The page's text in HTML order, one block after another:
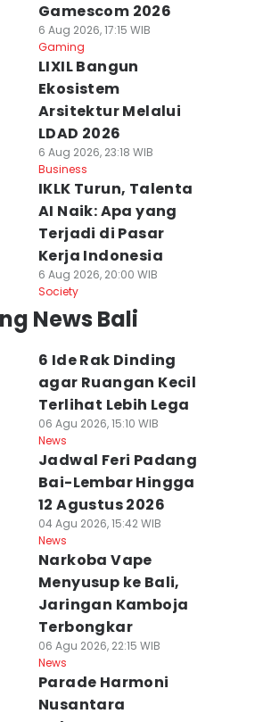
Gamescom 2026
6 Aug 2026, 17:15 WIB
Gaming
LIXIL Bangun
Ekosistem
Arsitektur Melalui
LDAD 2026
6 Aug 2026, 23:18 WIB
Business
IKLK Turun, Talenta
AI Naik: Apa yang
Terjadi di Pasar
Kerja Indonesia
6 Aug 2026, 20:00 WIB
Society
News Bali
6 Ide Rak Dinding
agar Ruangan Kecil
Terlihat Lebih Lega
06 Agu 2026, 15:10 WIB
News
Jadwal Feri Padang
Bai-Lembar Hingga
12 Agustus 2026
04 Agu 2026, 15:42 WIB
News
Narkoba Vape
Menyusup ke Bali,
Jaringan Kamboja
Terbongkar
06 Agu 2026, 22:15 WIB
News
Parade Harmoni
Nusantara